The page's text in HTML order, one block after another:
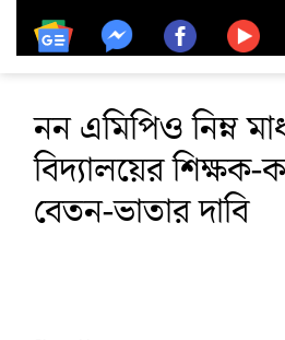
নন এমিপিও নিম্ন
বিদ্যালয়ের শিক্ষক-
বেতন-ভাতার দাবি